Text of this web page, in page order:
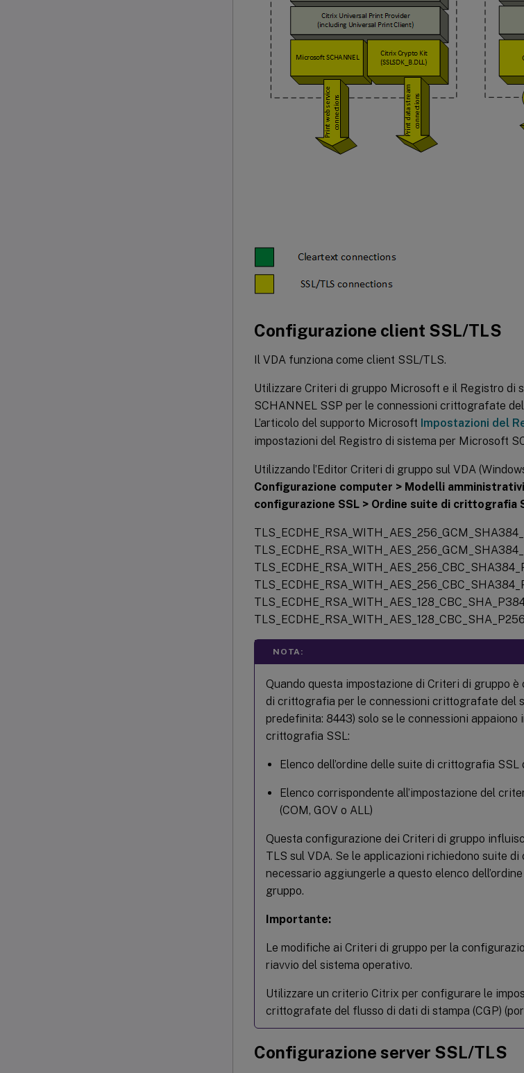
Configurazione client SSL/TLS
Il VDA funziona come client SSL/TLS.
Utilizzare Criteri di gruppo Microsoft e il Registro di
SCHANNEL SSP per le connessioni crittografate
L’articolo del supporto Microsoft Impostazioni del
impostazioni del Registro di sistema per Microsoft
Utilizzando l’Editor Criteri di gruppo sul VDA
Configurazione computer > Modelli
configurazione SSL > Ordine suite di crittografia
TLS_ECDHE_RSA_WITH_AES_128_CBC_SHA_P256
NOTA:
Quando questa impostazione di Criteri di gruppo
di crittografia per le connessioni crittografate del
predefinita: 8443) solo se le connessioni
crittografia SSL:
Elenco dell’ordine delle suite di crittografia
Elenco corrispondente all’impostazione del
(COM, GOV o ALL)
Questa configurazione dei Criteri di gruppo
TLS sul VDA. Se le applicazioni richiedono suite
necessario aggiungerle a questo elenco
gruppo.
Importante:
Le modifiche ai Criteri di gruppo per la
riavvio del sistema operativo.
Utilizzare un criterio Citrix per configurare le
crittografate del flusso di dati di stampa (CGP)
Configurazione server SSL/TLS